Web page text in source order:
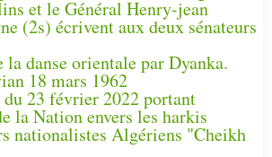
et le Général Henry-jean
(2s) écrivent aux deux sénateurs
danse orientale par Dyanka.
18 mars 1962
23 février 2022 portant
la Nation envers les harkis
nationalistes Algériens "Cheikh